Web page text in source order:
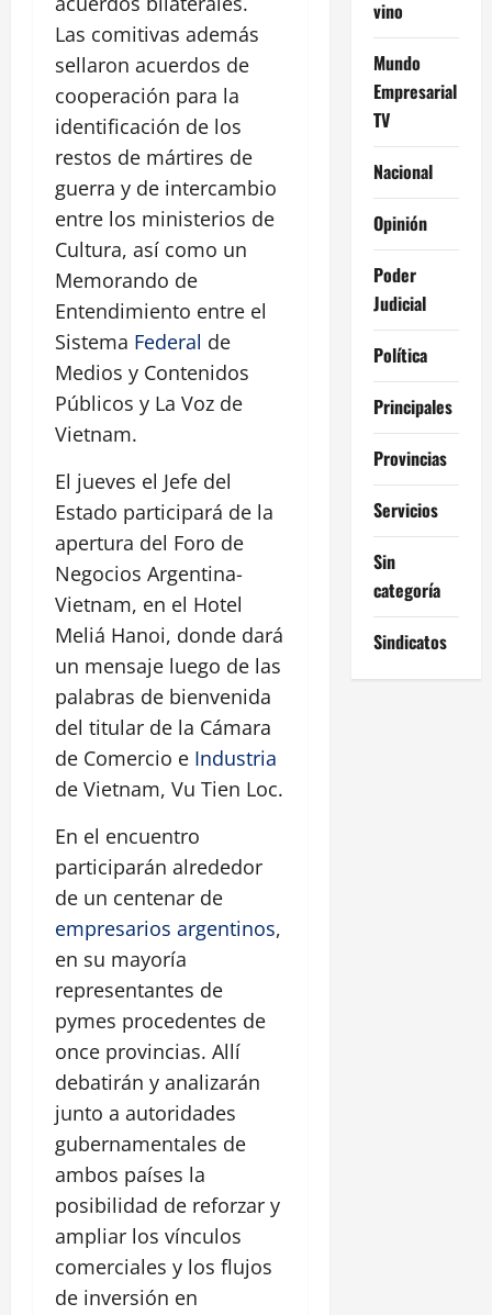
Las comitivas además
sellaron acuerdos de
cooperación para la
identificación de los
restos de mártires de
guerra y de intercambio
entre los ministerios de
Cultura, así como un
Memorando de
Entendimiento entre el
Sistema Federal de
Medios y Contenidos
Públicos y La Voz de
Vietnam.
El jueves el Jefe del
Estado participará de la
apertura del Foro de
Negocios Argentina-
Vietnam, en el Hotel
Meliá Hanoi, donde dará
un mensaje luego de las
palabras de bienvenida
del titular de la Cámara
de Comercio e Industria
de Vietnam, Vu Tien Loc.
En el encuentro
participarán alrededor
de un centenar de
empresarios argentinos,
en su mayoría
representantes de
pymes procedentes de
once provincias. Allí
debatirán y analizarán
junto a autoridades
gubernamentales de
ambos países la
posibilidad de reforzar y
ampliar los vínculos
comerciales y los flujos
de inversión en
vino
Mundo
Empresarial
TV
Nacional
Opinión
Poder
Judicial
Política
Principales
Provincias
Servicios
Sin
categoría
Sindicatos